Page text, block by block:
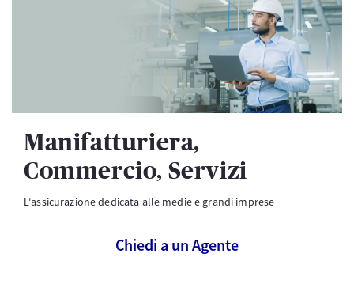
Manifatturiera,
Commercio, Servizi
L'assicurazione dedicata alle medie e grandi imprese
Chiedi a un Agente